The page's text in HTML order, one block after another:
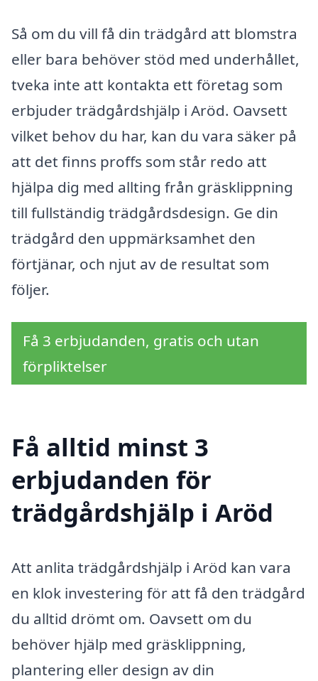
Så om du vill få din trädgård att blomstra
eller bara behöver stöd med underhållet,
tveka inte att kontakta ett företag som
erbjuder trädgårdshjälp i Aröd. Oavsett
vilket behov du har, kan du vara säker på
att det finns proffs som står redo att
hjälpa dig med allting från gräsklippning
till fullständig trädgårdsdesign. Ge din
trädgård den uppmärksamhet den
förtjänar, och njut av de resultat som
följer.
Få 3 erbjudanden, gratis och utan
förpliktelser
Få alltid minst 3
erbjudanden för
trädgårdshjälp i Aröd
Att anlita trädgårdshjälp i Aröd kan vara
en klok investering för att få den trädgård
du alltid drömt om. Oavsett om du
behöver hjälp med gräsklippning,
plantering eller design av din